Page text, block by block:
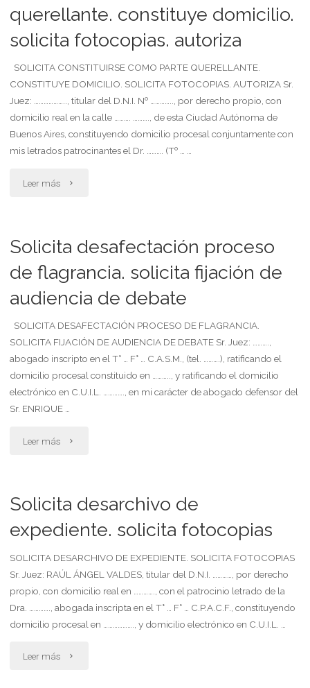
régimen
de
protección
de
la
vivienda.
urgente"
querellante. constituye domicilio.
solicita fotocopias. autoriza
SOLICITA CONSTITUIRSE COMO PARTE QUERELLANTE.
CONSTITUYE DOMICILIO. SOLICITA FOTOCOPIAS. AUTORIZA Sr.
Juez: ……………….., titular del D.N.I. Nº ………….., por derecho propio, con
domicilio real en la calle ………. ………., de esta Ciudad Autónoma de
Buenos Aires, constituyendo domicilio procesal conjuntamente con
mis letrados patrocinantes el Dr. ………. (Tº … …
Leer más "Solicita
querellante.
constituye
domicilio.
solicita
fotocopias.
Solicita desafectación proceso
de flagrancia. solicita fijación de
audiencia de debate
SOLICITA DESAFECTACIÓN PROCESO DE FLAGRANCIA.
SOLICITA FIJACIÓN DE AUDIENCIA DE DEBATE Sr. Juez: ……….,
abogado inscripto en el T° … F° … C.A.S.M., (tel. ……….), ratificando el
domicilio procesal constituido en ……….., y ratificando el domicilio
electrónico en C.U.I.L. …………., en mi carácter de abogado defensor del
Sr. ENRIQUE …
Leer más "Solicita
proceso
de
solicita
fijación
audiencia
Solicita desarchivo de
expediente. solicita fotocopias
SOLICITA DESARCHIVO DE EXPEDIENTE. SOLICITA FOTOCOPIAS
Sr. Juez: RAÚL ÁNGEL VALDES, titular del D.N.I. …………, por derecho
propio, con domicilio real en …………., con el patrocinio letrado de la
Dra. …………., abogada inscripta en el T° … F° … C.P.A.C.F., constituyendo
domicilio procesal en ………………., y domicilio electrónico en C.U.I.L. …
Leer más "Solicita